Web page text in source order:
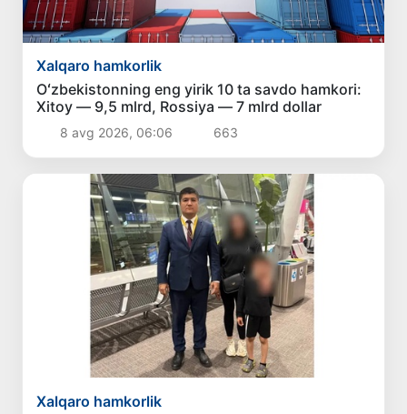
Xalqaro hamkorlik
Oʻzbekistonning eng yirik 10 ta savdo hamkori:
Xitoy — 9,5 mlrd, Rossiya — 7 mlrd dollar
8 avg 2026, 06:06 663
Xalqaro hamkorlik